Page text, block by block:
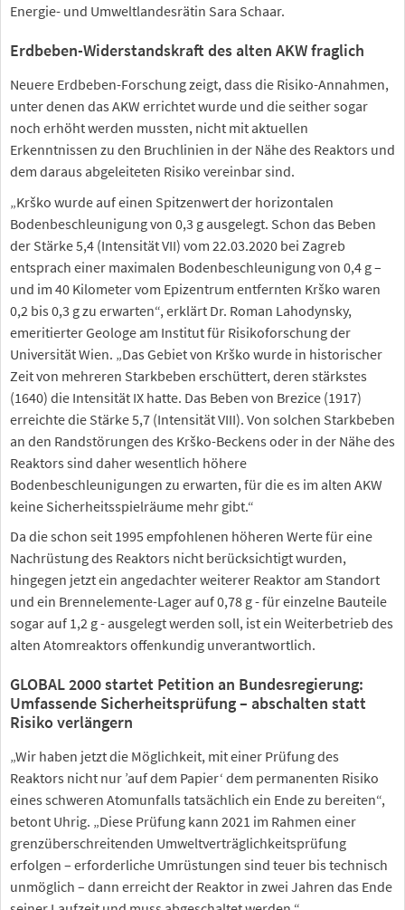
Energie- und Umweltlandesrätin Sara Schaar.
Erdbeben-Widerstandskraft des alten AKW fraglich
Neuere Erdbeben-Forschung zeigt, dass die Risiko-Annahmen,
unter denen das AKW errichtet wurde und die seither sogar
noch erhöht werden mussten, nicht mit aktuellen
Erkenntnissen zu den Bruchlinien in der Nähe des Reaktors und
dem daraus abgeleiteten Risiko vereinbar sind.
„Krško wurde auf einen Spitzenwert der horizontalen
Bodenbeschleunigung von 0,3 g ausgelegt. Schon das Beben
der Stärke 5,4 (Intensität VII) vom 22.03.2020 bei Zagreb
entsprach einer maximalen Bodenbeschleunigung von 0,4 g –
und im 40 Kilometer vom Epizentrum entfernten Krško waren
0,2 bis 0,3 g zu erwarten“, erklärt Dr. Roman Lahodynsky,
emeritierter Geologe am Institut für Risikoforschung der
Universität Wien. „Das Gebiet von Krško wurde in historischer
Zeit von mehreren Starkbeben erschüttert, deren stärkstes
(1640) die Intensität IX hatte. Das Beben von Brezice (1917)
erreichte die Stärke 5,7 (Intensität VIII). Von solchen Starkbeben
an den Randstörungen des Krško-Beckens oder in der Nähe des
Reaktors sind daher wesentlich höhere
Bodenbeschleunigungen zu erwarten, für die es im alten AKW
keine Sicherheitsspielräume mehr gibt.“
Da die schon seit 1995 empfohlenen höheren Werte für eine
Nachrüstung des Reaktors nicht berücksichtigt wurden,
hingegen jetzt ein angedachter weiterer Reaktor am Standort
und ein Brennelemente-Lager auf 0,78 g - für einzelne Bauteile
sogar auf 1,2 g - ausgelegt werden soll, ist ein Weiterbetrieb des
alten Atomreaktors offenkundig unverantwortlich.
GLOBAL 2000 startet Petition an Bundesregierung:
Umfassende Sicherheitsprüfung – abschalten statt
Risiko verlängern
„Wir haben jetzt die Möglichkeit, mit einer Prüfung des
Reaktors nicht nur ’auf dem Papier‘ dem permanenten Risiko
eines schweren Atomunfalls tatsächlich ein Ende zu bereiten“,
betont Uhrig. „Diese Prüfung kann 2021 im Rahmen einer
grenzüberschreitenden Umweltverträglichkeitsprüfung
erfolgen – erforderliche Umrüstungen sind teuer bis technisch
unmöglich – dann erreicht der Reaktor in zwei Jahren das Ende